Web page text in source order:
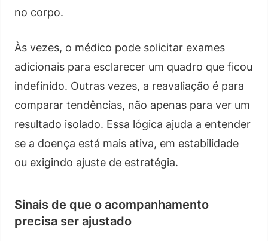
no corpo.
Às vezes, o médico pode solicitar exames
adicionais para esclarecer um quadro que ficou
indefinido. Outras vezes, a reavaliação é para
comparar tendências, não apenas para ver um
resultado isolado. Essa lógica ajuda a entender
se a doença está mais ativa, em estabilidade
ou exigindo ajuste de estratégia.
Sinais de que o acompanhamento
precisa ser ajustado